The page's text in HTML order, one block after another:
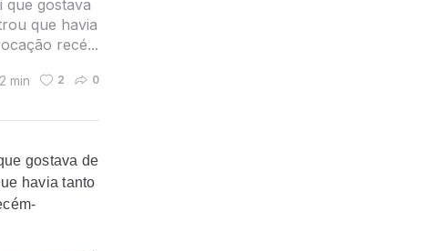
que gostava
que havia
recé...
2 min 2 0
gostava de
havia tanto